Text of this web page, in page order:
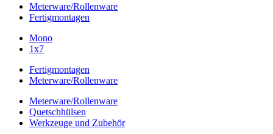
Meterware/Rollenware
Fertigmontagen
Mono
1x7
Fertigmontagen
Meterware/Rollenware
Meterware/Rollenware
Quetschhülsen
Werkzeuge und Zubehör